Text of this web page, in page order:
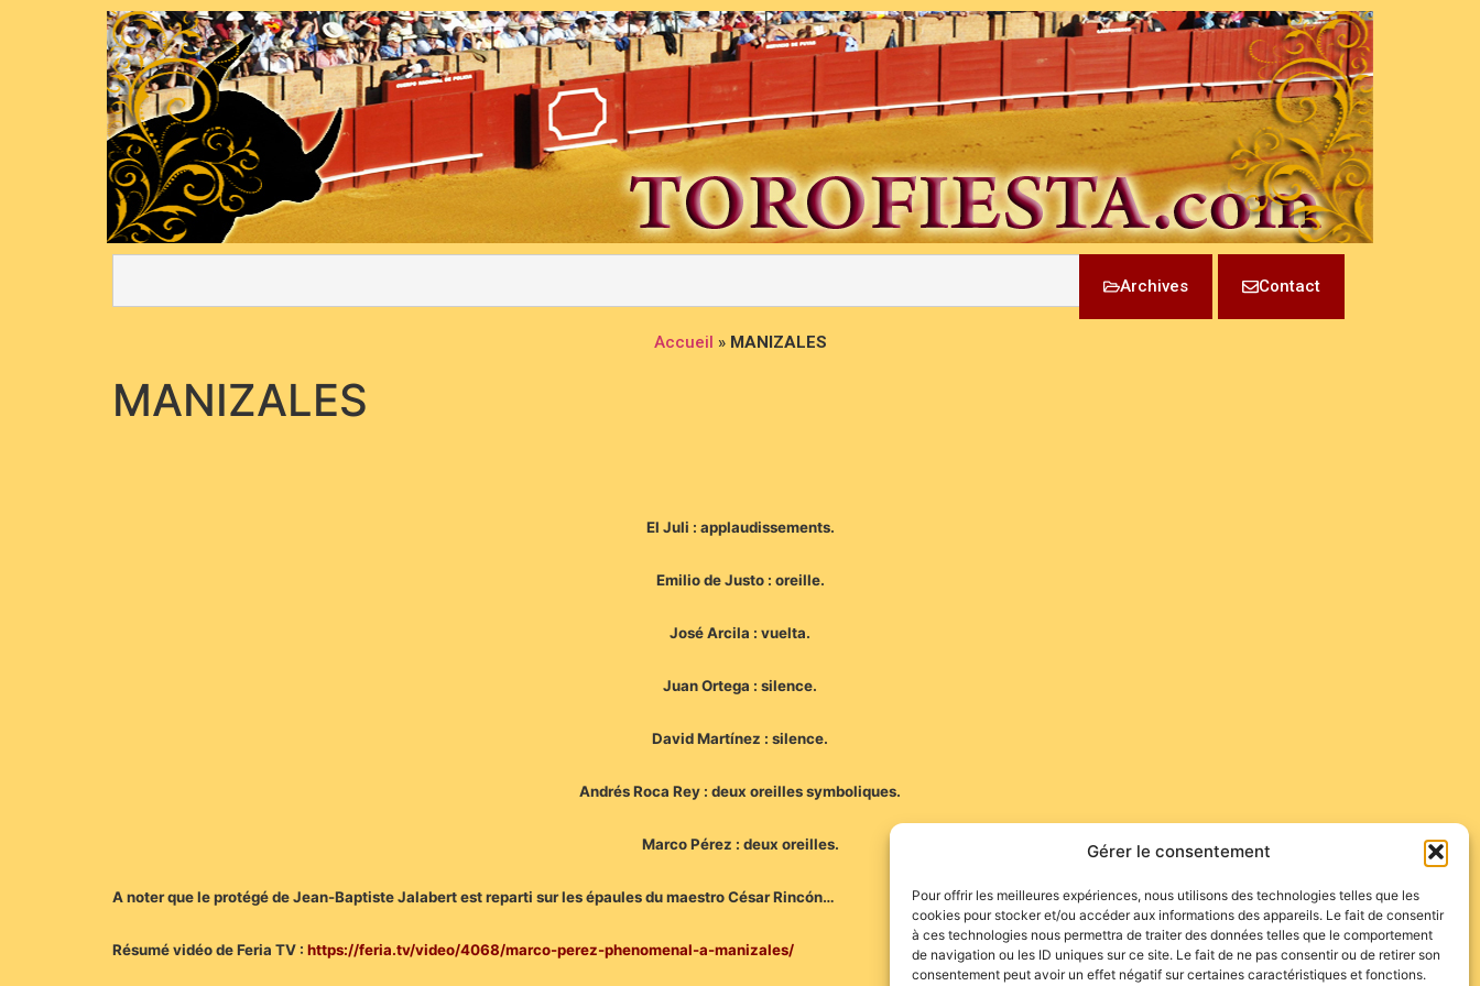
Gérer le consentement
Pour offrir les meilleures expériences, nous utilisons des technologies telles que les
cookies pour stocker et/ou accéder aux informations des appareils. Le fait de consentir
à ces technologies nous permettra de traiter des données telles que le comportement
de navigation ou les ID uniques sur ce site. Le fait de ne pas consentir ou de retirer son
consentement peut avoir un effet négatif sur certaines caractéristiques et fonctions.
Archives Contact
Accueil » MANIZALES
MANIZALES
El Juli : applaudissements.
Emilio de Justo : oreille.
José Arcila : vuelta.
Juan Ortega : silence.
David Martínez : silence.
Andrés Roca Rey : deux oreilles symboliques.
Marco Pérez : deux oreilles.
A noter que le protégé de Jean-Baptiste Jalabert est reparti sur les épaules du maestro César Rincón…
Résumé vidéo de Feria TV : https://feria.tv/video/4068/marco-perez-phenomenal-a-manizales/